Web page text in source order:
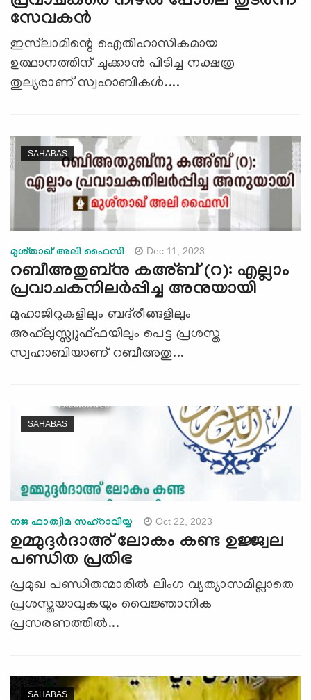
സേവകന്‍
ഇസ്‍ലാമിന്റെ ഐതിഹാസികമായ
ഉത്ഥാനത്തിന് ചുക്കാൻ പിടിച്ച നക്ഷത്ര
തുല്യരാണ് സ്വഹാബികൾ....
SAHABAS
മുശ്താഖ് അലി ഫൈസി Dec 11, 2023
റബീഅതുബ്‌നു കഅ്ബ് (റ): എല്ലാം
പ്രവാചകനിലര്‍പ്പിച്ച അനുയായി
മുഹാജിറുകളിലും ബദ്‌രീങ്ങളിലും
അഹ്‍ലുസ്സ്വുഫ്ഫയിലും പെട്ട പ്രശസ്ത
സ്വഹാബിയാണ് റബീഅതു...
SAHABAS
നജ ഫാത്വിമ സഹ്റാവിയ്യ Oct 22, 2023
ഉമ്മുദ്ദർദാഅ് ലോകം കണ്ട ഉജ്ജ്വല
പണ്ഡിത പ്രതിഭ
പ്രമുഖ പണ്ഡിതന്മാരിൽ ലിംഗ വ്യത്യാസമില്ലാതെ
പ്രശസ്തയാവുകയും വൈജ്ഞാനിക
പ്രസരണത്തിൽ...
SAHABAS